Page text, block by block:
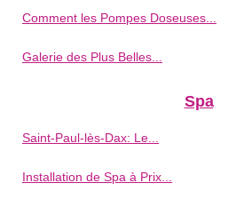
Comment les Pompes Doseuses...
Galerie des Plus Belles...
Spa
Saint-Paul-lès-Dax: Le...
Installation de Spa à Prix...